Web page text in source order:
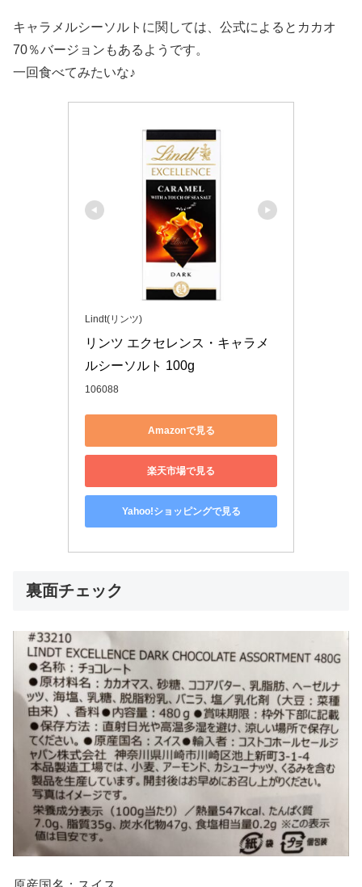
キャラメルシーソルトに関しては、公式によるとカカオ
70％バージョンもあるようです。
一回食べてみたいな♪
Lindt(リンツ)
リンツ エクセレンス・キャラメ
ルシーソルト 100g
106088
Amazonで見る
楽天市場で見る
Yahoo!ショッピングで見る
裏面チェック